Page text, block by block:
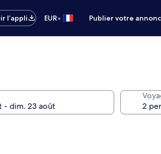
l’appli EUR• Publier votre